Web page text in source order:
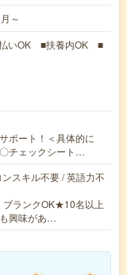
～
いOK ■扶養内OK ■
ポート！＜具体的に
チェックシート…
スキル不要 / 英語力不
ランクOK★10名以上
興味があ…